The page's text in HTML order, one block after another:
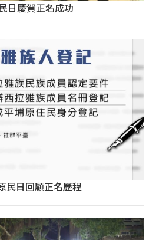
日慶賀正名成功
民日回顧正名歷程